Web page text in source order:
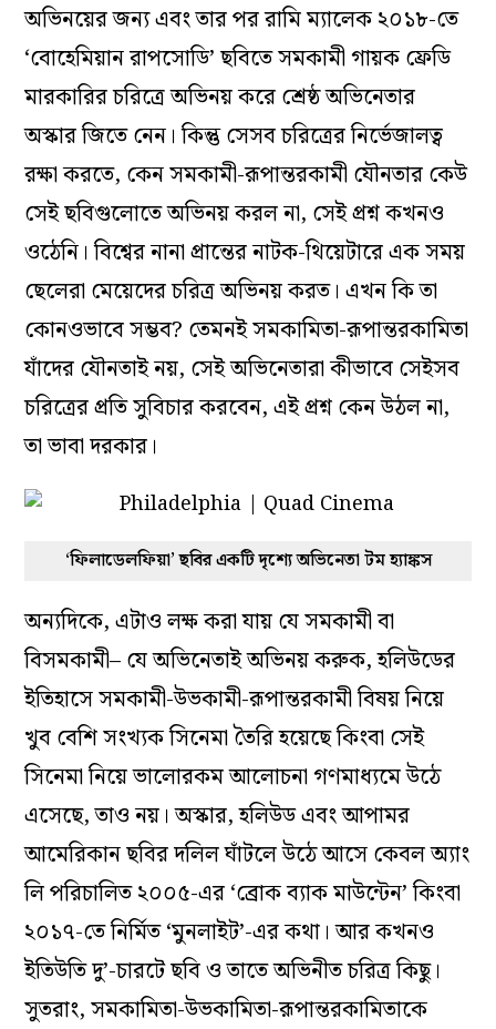
অভিনয়ের জন্য এবং তার পর রামি ম্যালেক ২০১৮-তে
‘বোহেমিয়ান রাপসোডি’ ছবিতে সমকামী গায়ক ফ্রেডি
মারকারির চরিত্রে অভিনয় করে শ্রেষ্ঠ অভিনেতার
অস্কার জিতে নেন। কিন্তু সেসব চরিত্রের নির্ভেজালত্ব
রক্ষা করতে, কেন সমকামী-রূপান্তরকামী যৌনতার কেউ
সেই ছবিগুলোতে অভিনয় করল না, সেই প্রশ্ন কখনও
ওঠেনি। বিশ্বের নানা প্রান্তের নাটক-থিয়েটারে এক সময়
ছেলেরা মেয়েদের চরিত্র অভিনয় করত। এখন কি তা
কোনওভাবে সম্ভব? তেমনই সমকামিতা-রূপান্তরকামিতা
যাঁদের যৌনতাই নয়, সেই অভিনেতারা কীভাবে সেইসব
চরিত্রের প্রতি সুবিচার করবেন, এই প্রশ্ন কেন উঠল না,
তা ভাবা দরকার।
‘ফিলাডেলফিয়া’ ছবির একটি দৃশ্যে অভিনেতা টম হ্যাঙ্কস
অন্যদিকে, এটাও লক্ষ করা যায় যে সমকামী বা
বিসমকামী– যে অভিনেতাই অভিনয় করুক, হলিউডের
ইতিহাসে সমকামী-উভকামী-রূপান্তরকামী বিষয় নিয়ে
খুব বেশি সংখ্যক সিনেমা তৈরি হয়েছে কিংবা সেই
সিনেমা নিয়ে ভালোরকম আলোচনা গণমাধ্যমে উঠে
এসেছে, তাও নয়। অস্কার, হলিউড এবং আপামর
আমেরিকান ছবির দলিল ঘাঁটলে উঠে আসে কেবল অ্যাং
লি পরিচালিত ২০০৫-এর ‘ব্রোক ব্যাক মাউন্টেন’ কিংবা
২০১৭-তে নির্মিত ‘মুনলাইট’-এর কথা। আর কখনও
ইতিউতি দু’-চারটে ছবি ও তাতে অভিনীত চরিত্র কিছু।
সুতরাং, সমকামিতা-উভকামিতা-রূপান্তরকামিতাকে